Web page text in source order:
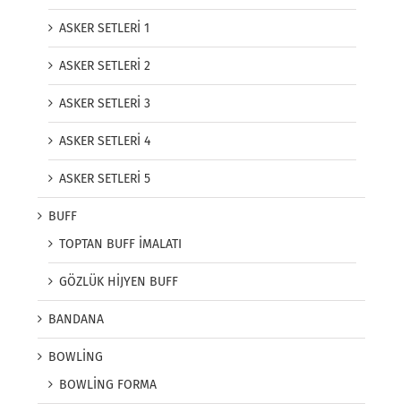
ASKER SETLERİ 1
ASKER SETLERİ 2
ASKER SETLERİ 3
ASKER SETLERİ 4
ASKER SETLERİ 5
BUFF
TOPTAN BUFF İMALATI
GÖZLÜK HİJYEN BUFF
BANDANA
BOWLİNG
BOWLİNG FORMA